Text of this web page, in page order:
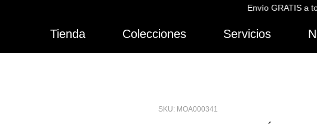
Envío GRATIS a
Tienda Colecciones Servicios
SKU: MOA000341